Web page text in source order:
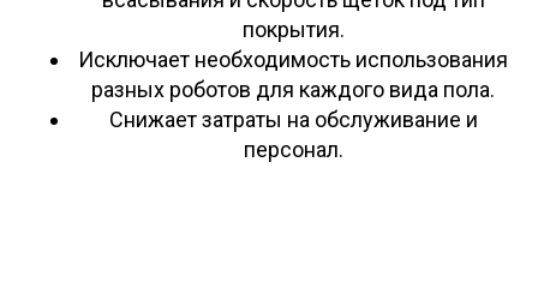
покрытия.
Исключает необходимость использования
разных роботов для каждого вида пола.
Снижает затраты на обслуживание и
персонал.